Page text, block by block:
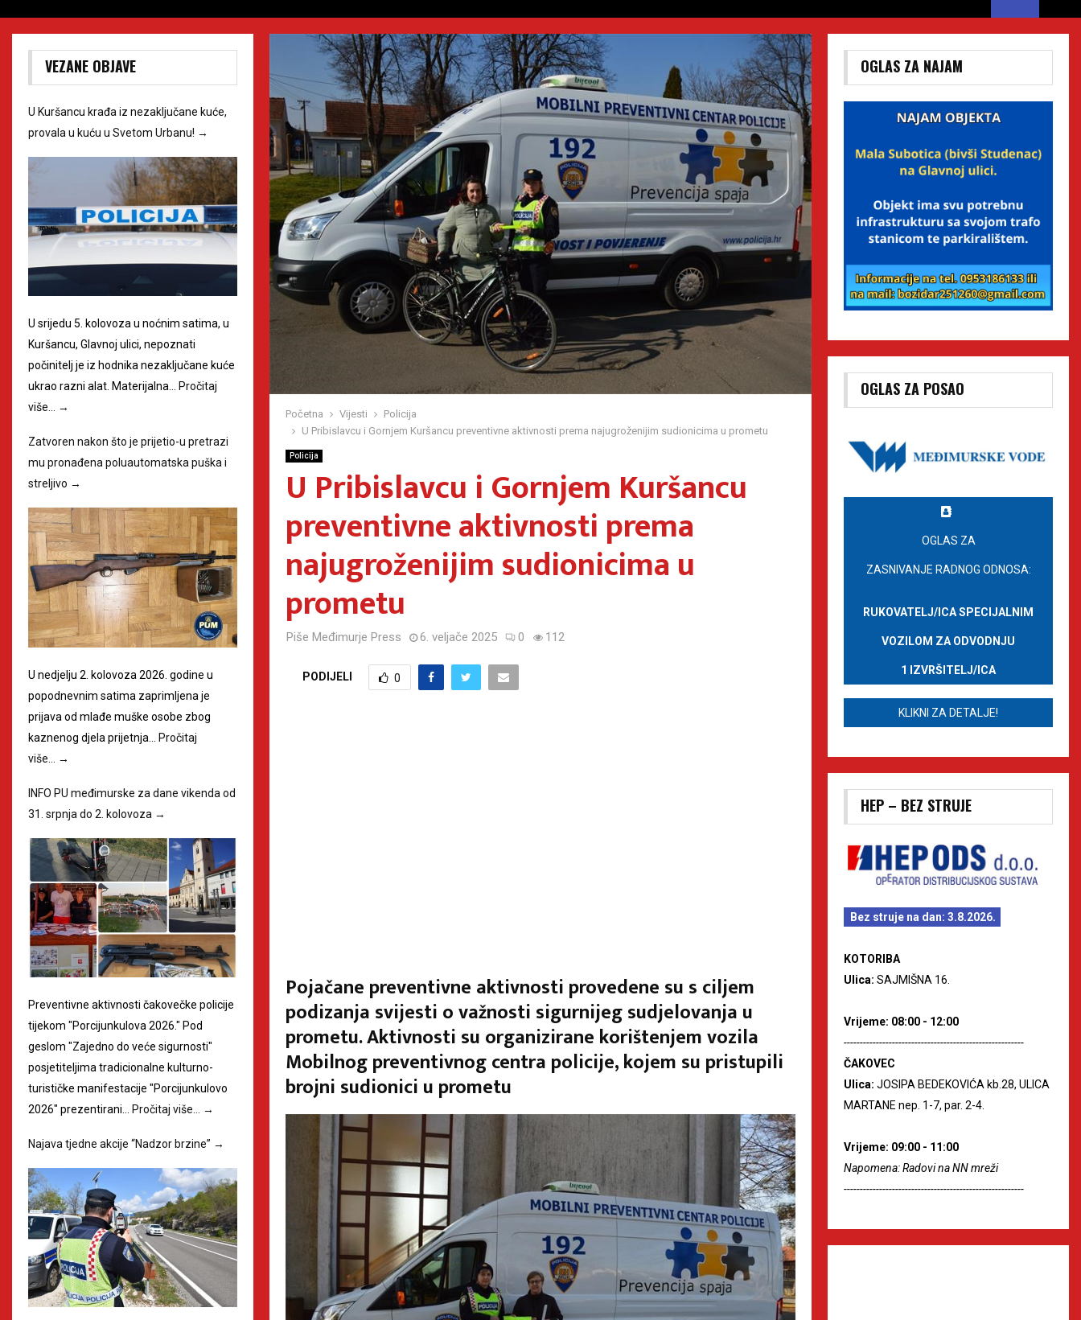
Početna Vijesti
Policija
U Pribislavcu i Gornjem Kuršancu preventivne aktivnosti prema najugroženijim sudionicima u prometu
Policija
U Pribislavcu i Gornjem Kuršancu
preventivne aktivnosti prema
najugroženijim sudionicima u
prometu
Piše Međimurje Press 6. veljače 2025 0 112
PODIJELI 0
Pojačane preventivne aktivnosti provedene su s ciljem
podizanja svijesti o važnosti sigurnijeg sudjelovanja u
prometu. Aktivnosti su organizirane korištenjem vozila
Mobilnog preventivnog centra policije, kojem su pristupili
brojni sudionici u prometu
VEZANE OBJAVE
U Kuršancu krađa iz nezaključane kuće,
provala u kuću u Svetom Urbanu! →
U srijedu 5. kolovoza u noćnim satima, u
Kuršancu, Glavnoj ulici, nepoznati
počinitelj je iz hodnika nezaključane kuće
ukrao razni alat. Materijalna… Pročitaj
više… →
Zatvoren nakon što je prijetio-u pretrazi
mu pronađena poluautomatska puška i
streljivo →
U nedjelju 2. kolovoza 2026. godine u
popodnevnim satima zaprimljena je
prijava od mlađe muške osobe zbog
kaznenog djela prijetnja…
Pročitaj
više…
→
INFO PU međimurske za dane vikenda od
31. srpnja do 2. kolovoza →
Preventivne aktivnosti čakovečke policije
tijekom "Porcijunkulova 2026." Pod
geslom "Zajedno do veće sigurnosti"
posjetiteljima tradicionalne kulturno-
turističke manifestacije "Porcijunkulovo
2026" prezentirani…
Pročitaj više… →
Najava tjedne akcije “Nadzor brzine” →
OGLAS ZA NAJAM
OGLAS ZA POSAO
OGLAS ZA
ZASNIVANJE RADNOG ODNOSA:
RUKOVATELJ/ICA SPECIJALNIM
VOZILOM ZA ODVODNJU
1 IZVRŠITELJ/ICA
KLIKNI ZA DETALJE!
HEP – BEZ STRUJE
Bez struje na dan: 3.8.2026.
KOTORIBA
Ulica: SAJMIŠNA 16.
Vrijeme: 08:00 - 12:00
--------------------------------------------------------
ČAKOVEC
Ulica: JOSIPA BEDEKOVIĆA kb.28, ULICA
MARTANE nep. 1-7, par. 2-4.
Vrijeme: 09:00 - 11:00
Napomena: Radovi na NN mreži
--------------------------------------------------------